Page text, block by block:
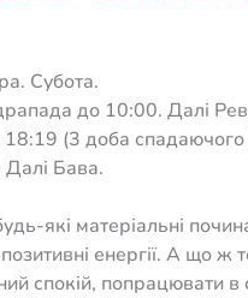
Субота.
до 10:00. Далі
18:19 (3 доба спадаючого
Бава.
які матеріальні
енергії. А що
спокій, попрацювати в